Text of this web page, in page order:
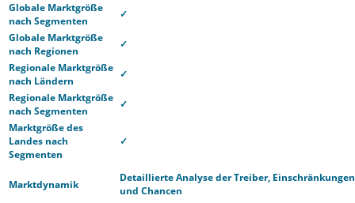
Globale Marktgröße
nach Segmenten
✓
Globale Marktgröße
nach Regionen
✓
Regionale Marktgröße
nach Ländern
✓
Regionale Marktgröße
nach Segmenten
✓
Marktgröße des
Landes nach
Segmenten
✓
Marktdynamik
Detaillierte Analyse der Treiber, Einschränkungen
und Chancen